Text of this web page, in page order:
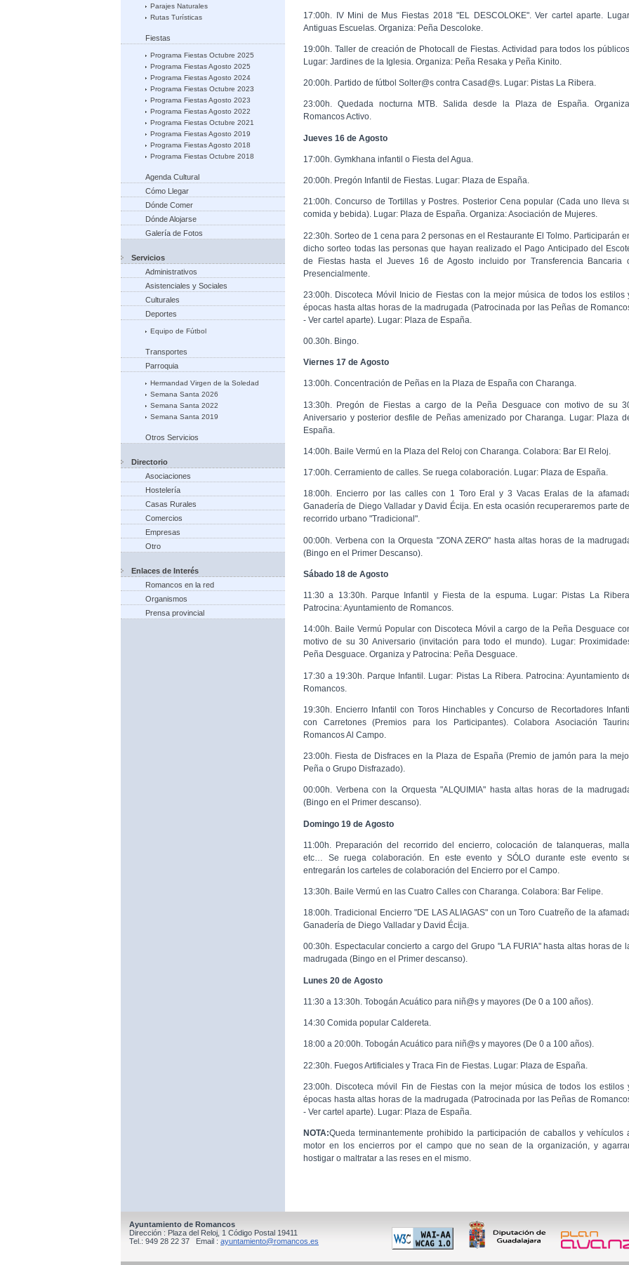
Parajes Naturales
Rutas Turísticas
Fiestas
Programa Fiestas Octubre 2025
Programa Fiestas Agosto 2025
Programa Fiestas Agosto 2024
Programa Fiestas Octubre 2023
Programa Fiestas Agosto 2023
Programa Fiestas Agosto 2022
Programa Fiestas Octubre 2021
Programa Fiestas Agosto 2019
Programa Fiestas Agosto 2018
Programa Fiestas Octubre 2018
Agenda Cultural
Cómo Llegar
Dónde Comer
Dónde Alojarse
Galería de Fotos
Servicios
Administrativos
Asistenciales y Sociales
Culturales
Deportes
Equipo de Fútbol
Transportes
Parroquia
Hermandad Virgen de la Soledad
Semana Santa 2026
Semana Santa 2022
Semana Santa 2019
Otros Servicios
Directorio
Asociaciones
Hostelería
Casas Rurales
Comercios
Empresas
Otro
Enlaces de Interés
Romancos en la red
Organismos
Prensa provincial
17:00h. IV Mini de Mus Fiestas 2018 "EL DESCOLOKE". Ver cartel aparte.
Antiguas Escuelas. Organiza: Peña Descoloke.
19:00h. Taller de creación de Photocall de Fiestas. Actividad para todos los
Lugar: Jardines de la Iglesia. Organiza: Peña Resaka y Peña Kinito.
20:00h. Partido de fútbol Solter@s contra Casad@s. Lugar: Pistas La Ribera.
23:00h. Quedada nocturna MTB. Salida desde la Plaza de España.
Romancos Activo.
Jueves 16 de Agosto
17:00h. Gymkhana infantil o Fiesta del Agua.
20:00h. Pregón Infantil de Fiestas. Lugar: Plaza de España.
21:00h. Concurso de Tortillas y Postres. Posterior Cena popular (Cada uno lleva
comida y bebida). Lugar: Plaza de España. Organiza: Asociación de Mujeres.
22:30h. Sorteo de 1 cena para 2 personas en el Restaurante El Tolmo. Participarán
dicho sorteo todas las personas que hayan realizado el Pago Anticipado del
de Fiestas hasta el Jueves 16 de Agosto incluido por Transferencia Bancaria
Presencialmente.
23:00h. Discoteca Móvil Inicio de Fiestas con la mejor música de todos los estilos
épocas hasta altas horas de la madrugada (Patrocinada por las Peñas de
- Ver cartel aparte). Lugar: Plaza de España.
00.30h. Bingo.
Viernes 17 de Agosto
13:00h. Concentración de Peñas en la Plaza de España con Charanga.
13:30h. Pregón de Fiestas a cargo de la Peña Desguace con motivo de su
Aniversario y posterior desfile de Peñas amenizado por Charanga. Lugar: Plaza
España.
14:00h. Baile Vermú en la Plaza del Reloj con Charanga. Colabora: Bar El Reloj.
17:00h. Cerramiento de calles. Se ruega colaboración. Lugar: Plaza de España.
18:00h. Encierro por las calles con 1 Toro Eral y 3 Vacas Eralas de la
Ganadería de Diego Valladar y David Écija. En esta ocasión recuperaremos parte del
recorrido urbano "Tradicional".
00:00h. Verbena con la Orquesta "ZONA ZERO" hasta altas horas de la
(Bingo en el Primer Descanso).
Sábado 18 de Agosto
11:30 a 13:30h. Parque Infantil y Fiesta de la espuma. Lugar: Pistas La
Patrocina: Ayuntamiento de Romancos.
14:00h. Baile Vermú Popular con Discoteca Móvil a cargo de la Peña Desguace
motivo de su 30 Aniversario (invitación para todo el mundo). Lugar:
Peña Desguace. Organiza y Patrocina: Peña Desguace.
17:30 a 19:30h. Parque Infantil. Lugar: Pistas La Ribera. Patrocina: Ayuntamiento
Romancos.
19:30h. Encierro Infantil con Toros Hinchables y Concurso de Recortadores
con Carretones (Premios para los Participantes). Colabora Asociación
Romancos Al Campo.
23:00h. Fiesta de Disfraces en la Plaza de España (Premio de jamón para la
Peña o Grupo Disfrazado).
00:00h. Verbena con la Orquesta "ALQUIMIA" hasta altas horas de la
(Bingo en el Primer descanso).
Domingo 19 de Agosto
11:00h. Preparación del recorrido del encierro, colocación de talanqueras, malla,
etc… Se ruega colaboración. En este evento y SÓLO durante este evento
entregarán los carteles de colaboración del Encierro por el Campo.
13:30h. Baile Vermú en las Cuatro Calles con Charanga. Colabora: Bar Felipe.
18:00h. Tradicional Encierro "DE LAS ALIAGAS" con un Toro Cuatreño de la
Ganadería de Diego Valladar y David Écija.
00:30h. Espectacular concierto a cargo del Grupo "LA FURIA" hasta altas horas de
madrugada (Bingo en el Primer descanso).
Lunes 20 de Agosto
11:30 a 13:30h. Tobogán Acuático para niñ@s y mayores (De 0 a 100 años).
14:30 Comida popular Caldereta.
18:00 a 20:00h. Tobogán Acuático para niñ@s y mayores (De 0 a 100 años).
22:30h. Fuegos Artificiales y Traca Fin de Fiestas. Lugar: Plaza de España.
23:00h. Discoteca móvil Fin de Fiestas con la mejor música de todos los estilos
épocas hasta altas horas de la madrugada (Patrocinada por las Peñas de
- Ver cartel aparte). Lugar: Plaza de España.
NOTA:Queda terminantemente prohibido la participación de caballos y vehículos
motor en los encierros por el campo que no sean de la organización, y
hostigar o maltratar a las reses en el mismo.
Ayuntamiento de Romancos
Dirección : Plaza del Reloj, 1 Código Postal 19411
Tel.: 949 28 22 37 Email : ayuntamiento@romancos.es